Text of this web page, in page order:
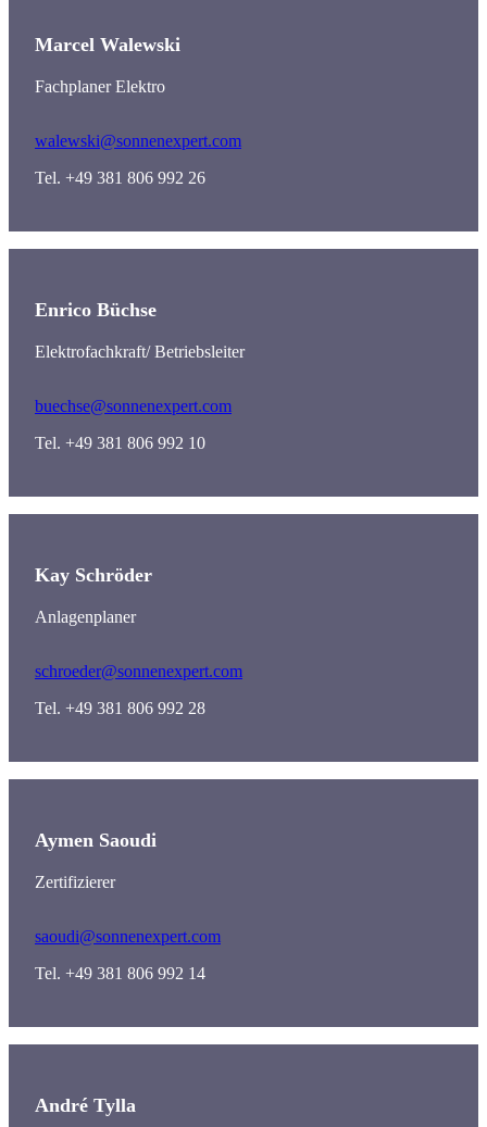
Marcel Walewski
Fachplaner Elektro
walewski@sonnenexpert.com
Tel. +49 381 806 992 26
Enrico Büchse
Elektrofachkraft/ Betriebsleiter
buechse@sonnenexpert.com
Tel. +49 381 806 992 10
Kay Schröder
Anlagenplaner
schroeder@sonnenexpert.com
Tel. +49 381 806 992 28
Aymen Saoudi
Zertifizierer
saoudi@sonnenexpert.com
Tel. +49 381 806 992 14
André Tylla